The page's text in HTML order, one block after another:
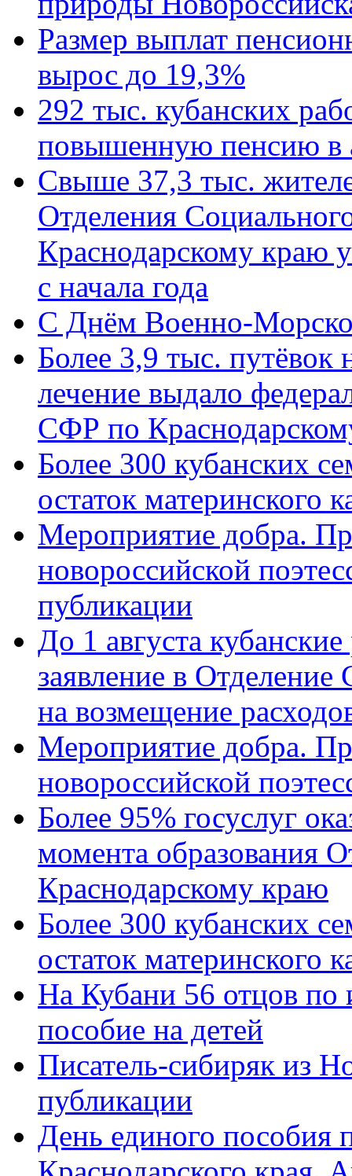
Размер выплат
вырос до 19,3%
292 тыс. кубанских
повышенную пенсию в
Свыше 37,3 тыс.
Отделения
Краснодарскому краю
с начала года
C Днём Военно-
Более 3,9 тыс. путёвок
лечение выдало
СФР по
Более 300 кубанских
остаток материнского
Мероприятие добра.
новороссийской
публикации
До 1 августа
заявление в
на возмещение
Мероприятие добра.
новороссийской
Более 95% госуслуг
момента образования
Краснодарскому краю
Более 300 кубанских
остаток материнского
На Кубани 56 отцов по
пособие на детей
Писатель-сибиряк из
публикации
День единого пособия